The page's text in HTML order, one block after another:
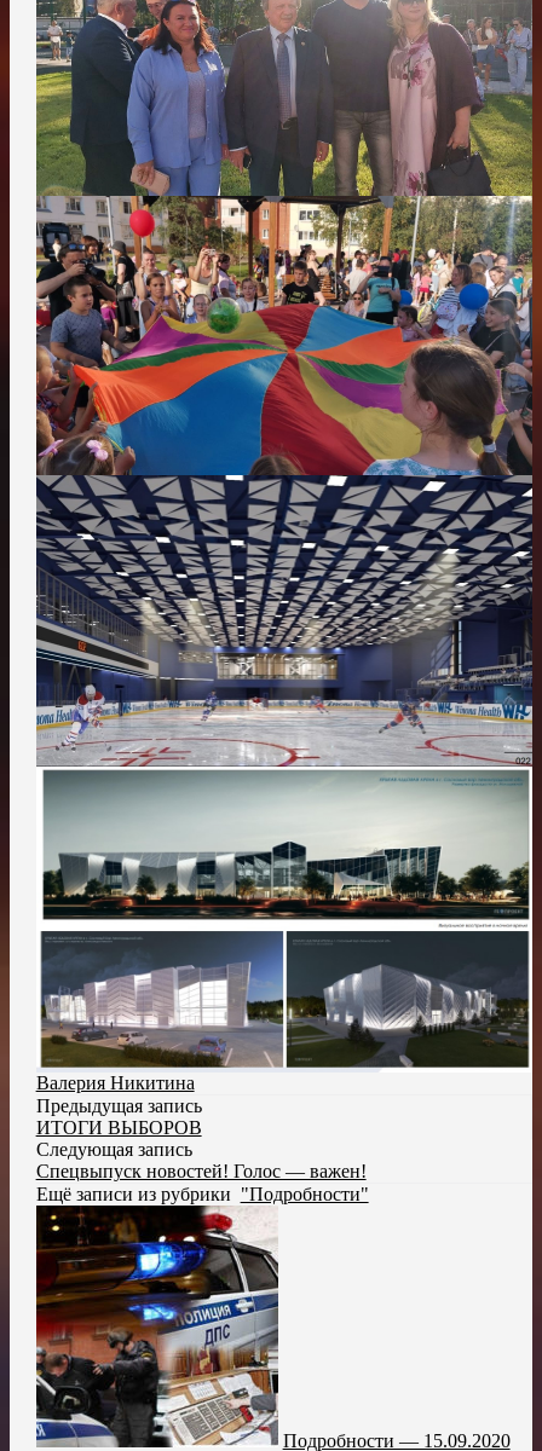
Валерия Никитина
Предыдущая запись
ИТОГИ ВЫБОРОВ
Следующая запись
Спецвыпуск новостей! Голос — важен!
Ещё записи из рубрики "Подробности"
Подробности — 15.09.2020